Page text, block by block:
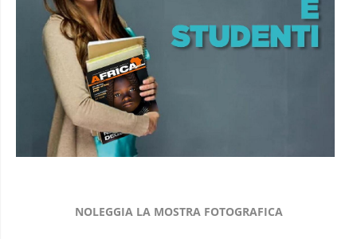
NOLEGGIA LA MOSTRA FOTOGRAFICA